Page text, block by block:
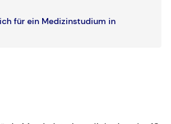
für ein Medizinstudium in